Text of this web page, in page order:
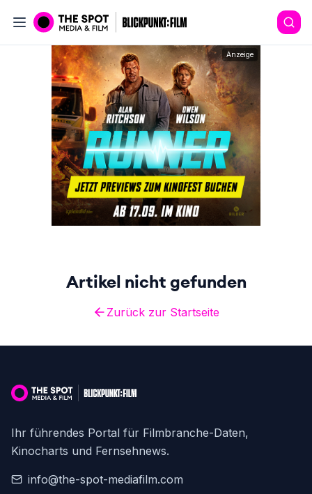
Anzeige
Artikel nicht gefunden
Zurück zur Startseite
Ihr führendes Portal für Filmbranche-Daten,
Kinocharts und Fernsehnews.
info@the-spot-mediafilm.com